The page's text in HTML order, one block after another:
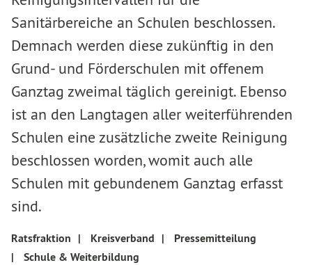
Sanitärbereiche an Schulen beschlossen.
Demnach werden diese zukünftig in den
Grund- und Förderschulen mit offenem
Ganztag zweimal täglich gereinigt. Ebenso
ist an den Langtagen aller weiterführenden
Schulen eine zusätzliche zweite Reinigung
beschlossen worden, womit auch alle
Schulen mit gebundenem Ganztag erfasst
sind.
Ratsfraktion | Kreisverband |
Pressemitteilung
|
Schule & Weiterbildung